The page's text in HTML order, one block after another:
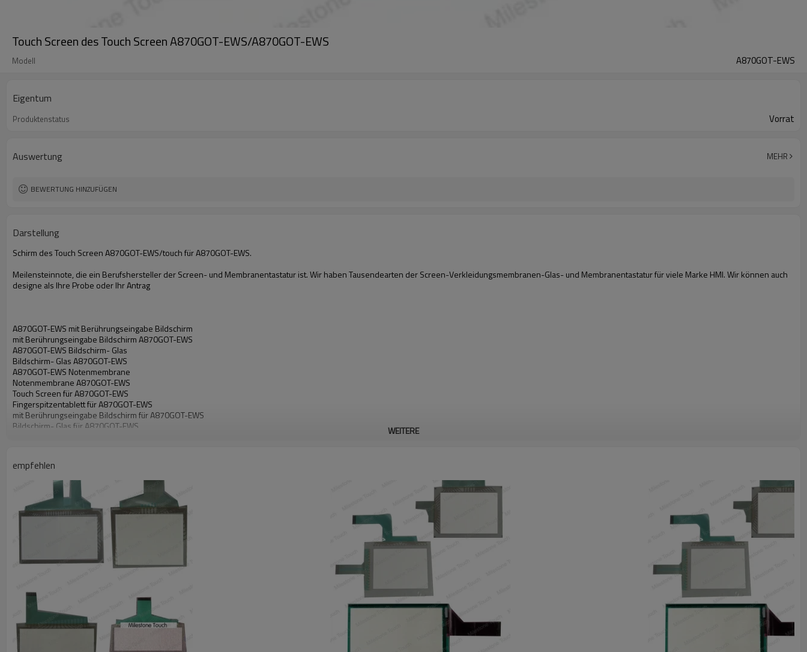
Touch Screen des Touch Screen A870GOT-EWS/A870GOT-EWS
Modell A870GOT-EWS
Eigentum
Produktenstatus Vorrat
Auswertung MEHR
BEWERTUNG HINZUFÜGEN
Darstellung
Schirm des Touch Screen A870GOT-EWS/touch für A870GOT-EWS.
Meilensteinnote, die ein Berufshersteller der Screen- und Membranentastatur ist. Wir haben Tausendearten der Screen-Verkleidungsmembranen-Glas- und Membranentastatur für viele Marke HMI. Wir können auch
designe als Ihre Probe oder Ihr Antrag
A870GOT-EWS mit Berührungseingabe Bildschirm
mit Berührungseingabe Bildschirm A870GOT-EWS
A870GOT-EWS Bildschirm- Glas
Bildschirm- Glas A870GOT-EWS
A870GOT-EWS Notenmembrane
Notenmembrane A870GOT-EWS
Touch Screen für A870GOT-EWS
Fingerspitzentablett für A870GOT-EWS
mit Berührungseingabe Bildschirm für A870GOT-EWS
Bildschirm- Glas für A870GOT-EWS
A870GOT-EWS Touch Screen
Fingerspitzentablett A870GOT-EWS
WEITERE
empfehlen